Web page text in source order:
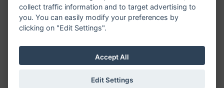
©1996 - 2026 Všechna práva vyhrazena serveru
zveřejňovaných informací a vyhrazuje si právo
Sekce pro starosty/ředitele|Nastavení cookies
collect traffic information and to target advertising to
you. You can easily modify your preferences by
clicking on "Edit Settings".
Accept All
Edit Settings